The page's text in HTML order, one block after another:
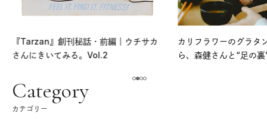
『Tarzan』創刊秘話・前編｜ウチサカ
さんにきいてみる。Vol.2
カリフラワーのグラタ
ら、森健さんと“足の
Category
カテゴリー